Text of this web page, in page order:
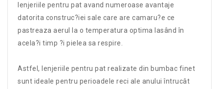
lenjeriile pentru pat avand numeroase avantaje
datorita construc?iei sale care are camaru?e ce
pastreaza aerul la o temperatura optima lasând în
acela?i timp ?i pielea sa respire.
Astfel, lenjeriile pentru pat realizate din bumbac finet
sunt ideale pentru perioadele reci ale anului întrucât